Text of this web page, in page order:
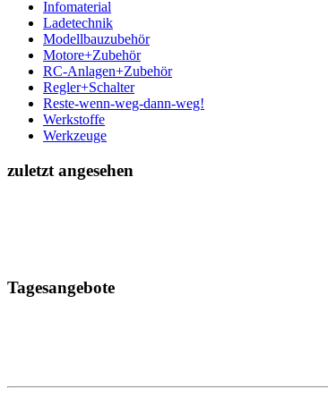
Infomaterial
Ladetechnik
Modellbauzubehör
Motore+Zubehör
RC-Anlagen+Zubehör
Regler+Schalter
Reste-wenn-weg-dann-weg!
Werkstoffe
Werkzeuge
zuletzt angesehen
Tagesangebote